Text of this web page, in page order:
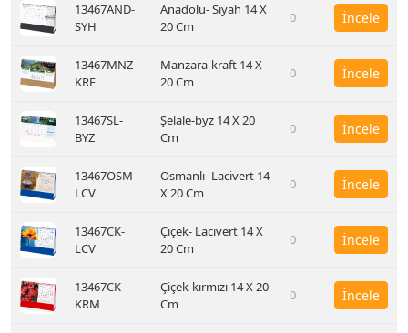
13467AND-
SYH
Anadolu- Siyah 14 X
20 Cm
0 İncele
13467MNZ-
KRF
Manzara-kraft 14 X
20 Cm
0 İncele
13467SL-
BYZ
Şelale-byz 14 X 20
Cm
0 İncele
13467OSM-
LCV
Osmanlı- Lacivert 14
X 20 Cm
0 İncele
13467CK-
LCV
Çiçek- Lacivert 14 X
20 Cm
0 İncele
13467CK-
KRM
Çiçek-kırmızı 14 X 20
Cm
0 İncele